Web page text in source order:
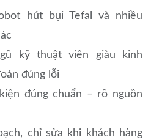
hút bụi Tefal và nhiều
kỹ thuật viên giàu kinh
đúng lỗi
đúng chuẩn – rõ nguồn
chỉ sửa khi khách hàng